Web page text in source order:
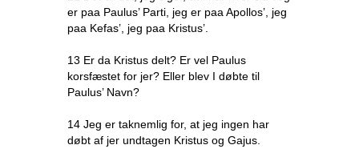
er paa Paulus’ Parti, jeg er paa Apollos’, jeg
paa Kefas’, jeg paa Kristus’.
13 Er da Kristus delt? Er vel Paulus
korsfæstet for jer? Eller blev I døbte til
Paulus’ Navn?
14 Jeg er taknemlig for, at jeg ingen har
døbt af jer undtagen Kristus og Gajus.